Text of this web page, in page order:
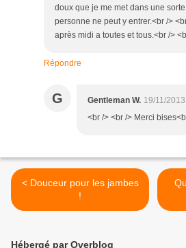
doux que je me met dans une
personne ne peut y entrer.<br />
après midi a toutes et tous.<br />
Répondre
G Gentleman W. 19/11/
<br /> <br /> Merci
< Douceur pour les jambes
!
Hébergé par Overblog